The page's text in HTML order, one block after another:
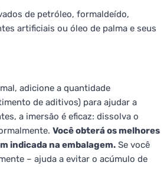
de petróleo, formaldeído,
artificiais ou óleo de palma e seus
adicione a quantidade
de aditivos) para ajudar a
a imersão é eficaz: dissolva o
Você obterá os melhores
indicada na embalagem. Se você
– ajuda a evitar o acúmulo de